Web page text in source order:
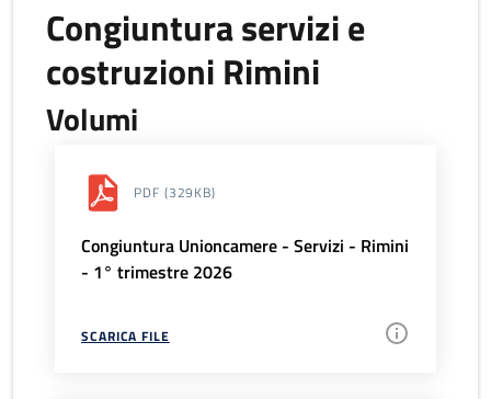
Congiuntura servizi e
costruzioni Rimini
Volumi
PDF (329KB)
Congiuntura Unioncamere - Servizi - Rimini
- 1° trimestre 2026
SCARICA FILE